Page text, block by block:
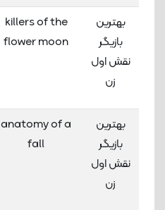
بهترین
بازیگر
نقش اول
زن
killers of the
flower moon
بهترین
بازیگر
نقش اول
زن
anatomy of a
fall